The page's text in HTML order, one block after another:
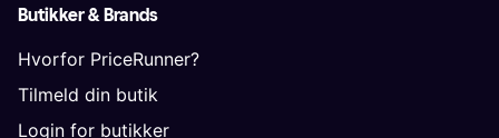
Butikker & Brands
Hvorfor PriceRunner?
Tilmeld din butik
Login for butikker